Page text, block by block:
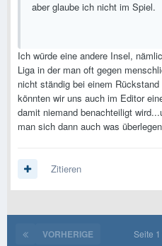
aber glaube ich nicht im Spiel.
Ich würde eine andere Insel,
Liga in der man oft gegen
nicht ständig bei einem
könnten wir uns auch im Editor
damit niemand benachteiligt
man sich dann auch was überlegen
Zitieren
VORHERIGE Seite